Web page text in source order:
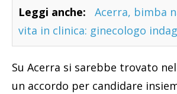
Leggi anche:
Acerra, bimba
vita in clinica: ginecologo
Su Acerra si sarebbe trovato
un accordo per candidare